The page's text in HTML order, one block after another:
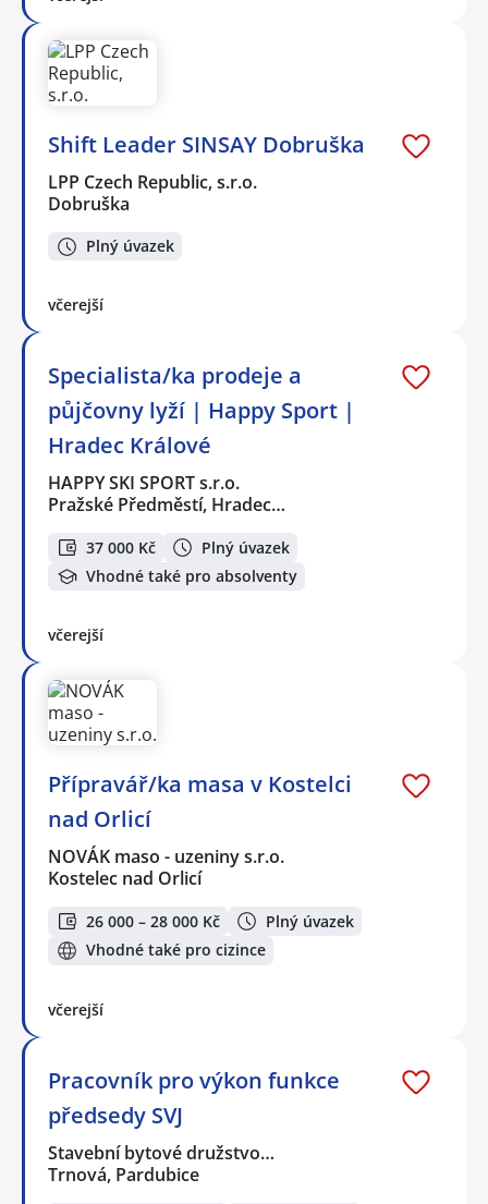
Shift Leader SINSAY Dobruška
LPP Czech Republic, s.r.o.
Dobruška
Plný úvazek
včerejší
Specialista/ka prodeje a
půjčovny lyží | Happy Sport |
Hradec Králové
HAPPY SKI SPORT s.r.o.
Pražské Předměstí, Hradec…
37 000 Kč
Plný úvazek
Vhodné také pro absolventy
včerejší
Přípravář/ka masa v Kostelci
nad Orlicí
NOVÁK maso - uzeniny s.r.o.
Kostelec nad Orlicí
26 000 – 28 000 Kč
Plný úvazek
Vhodné také pro cizince
včerejší
Pracovník pro výkon funkce
předsedy SVJ
Stavební bytové družstvo…
Trnová, Pardubice